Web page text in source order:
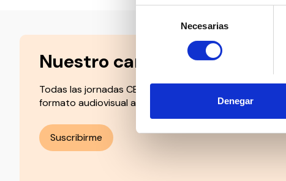
consentimiento
Necesarias
Denegar
Nuestro canal de Youtube
Todas las jornadas CEDDD, el podcast ‘El Rincón
formato audiovisual a un solo clic.
Suscribirme